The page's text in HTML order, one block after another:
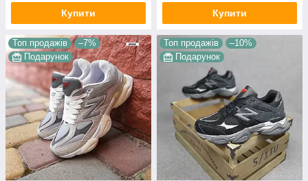
Купити Купити
Топ продажів
–7%
Подарунок
Топ продажів
–10%
Подарунок